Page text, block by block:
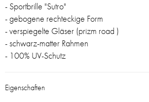
- Sportbrille "Sutro"
- gebogene rechteckige Form
- verspiegelte Gläser (prizm road )
- schwarz-matter Rahmen
- 100% UV-Schutz
Eigenschaften